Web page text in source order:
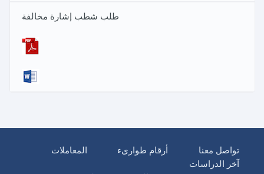
طلب شطب إشارة مخالفة
تواصل معنا أرقام طوارىء
المعاملات
آخر الدراسات